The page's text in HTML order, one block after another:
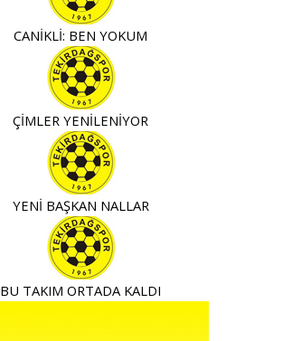
CANİKLİ: BEN YOKUM
ÇİMLER YENİLENİYOR
YENİ BAŞKAN NALLAR
BU TAKIM ORTADA KALDI